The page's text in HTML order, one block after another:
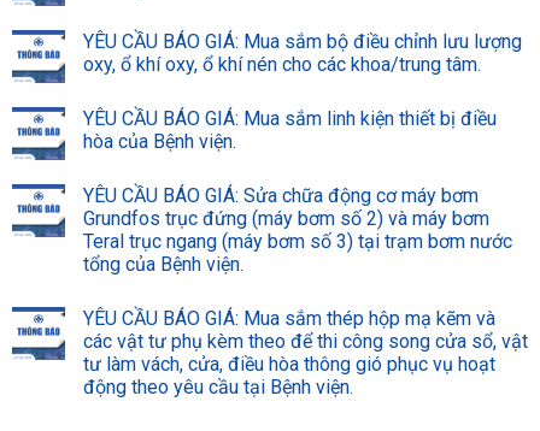
YÊU CẦU BÁO GIÁ: Mua sắm bộ điều chỉnh lưu lượng
oxy, ổ khí oxy, ổ khí nén cho các khoa/trung tâm.
YÊU CẦU BÁO GIÁ: Mua sắm linh kiện thiết bị điều
hòa của Bệnh viện.
YÊU CẦU BÁO GIÁ: Sửa chữa động cơ máy bơm
Grundfos trục đứng (máy bơm số 2) và máy bơm
Teral trục ngang (máy bơm số 3) tại trạm bơm nước
tổng của Bệnh viện.
YÊU CẦU BÁO GIÁ: Mua sắm thép hộp mạ kẽm và
các vật tư phụ kèm theo để thi công song cửa sổ, vật
tư làm vách, cửa, điều hòa thông gió phục vụ hoạt
động theo yêu cầu tại Bệnh viện.